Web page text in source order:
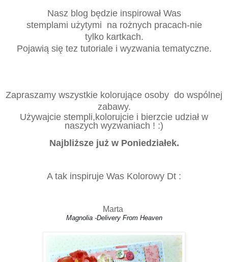
Nasz blog będzie inspirował Was
stemplami użytymi na rożnych pracach-nie
tylko kartkach.
Pojawią się tez tutoriale i wyzwania tematyczne.
Zapraszamy wszystkie kolorujące osoby do wspólnej
zabawy.
Używajcie stempli,kolorujcie i bierzcie udział w
naszych wyzwaniach ! :)
Najbliższe już w Poniedziałek.
A tak inspiruje Was Kolorowy Dt :
Marta
Magnolia -Delivery From Heaven